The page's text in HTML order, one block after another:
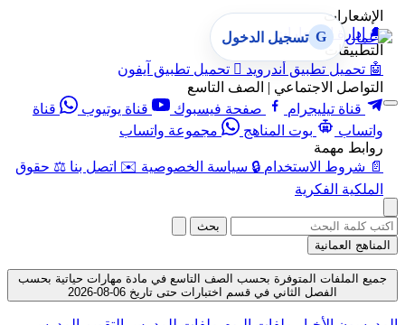
الإشعارات
🔔 إدارة الإشعارات
التطبيقات
🤖 تحميل تطبيق أندرويد  تحميل تطبيق آيفون
التواصل الاجتماعي | الصف التاسع
قناة تيليجرام
صفحة فيسبوك قناة يوتيوب
قناة
واتساب
بوت المناهج
مجموعة واتساب
روابط مهمة
📄 شروط الاستخدام 🔒 سياسة الخصوصية ✉️ اتصل بنا ⚖️ حقوق
الملكية الفكرية
G تسجيل الدخول
بحث
المناهج العمانية
جميع الملفات المتوفرة بحسب الصف التاسع في مادة مهارات حياتية بحسب
الفصل الثاني في قسم اختبارات حتى تاريخ 06-08-2026